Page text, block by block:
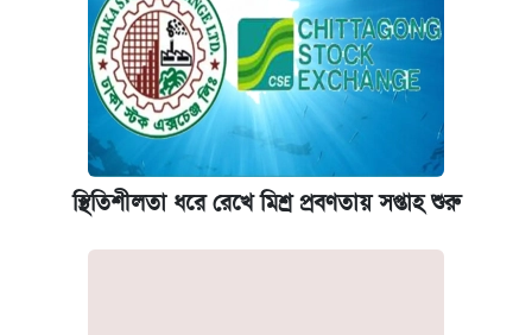
স্থিতিশীলতা ধরে রেখে মিশ্র প্রবণতায় সপ্তাহ শুরু